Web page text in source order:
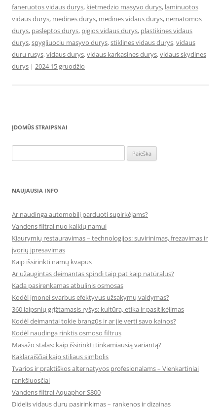
faneruotos vidaus durys, kietmedzio masyvo durys, laminuotos
vidaus durys, medines durys, medines vidaus durys, nematomos
durys, pasleptos durys, pigios vidaus durys, plastikines vidaus
durys,spygliuociu masyvo durys,stiklines vidaus durys,vidaus
duru rusys,vidaus durys,vidaus karkasines durys,vidaus skydines
durys | 2024 15 gruodžio
ĮDOMŪS STRAIPSNAI
NAUJAUSIA INFO
Ar naudinga automobilį parduoti supirkėjams?
Vandens filtrai nuo kalkių namui
Kiaurymių restauravimas – technologijos: suvirinimas, frezavimas ir
įvorių įpresavimas
Kaip išsirinkti namų kvapus
Ar užaugintas deimantas spindi taip pat kaip natūralus?
Kada pasirenkamas atbulinis osmosas
Kodėl įmonei svarbus efektyvus užsakymų valdymas?
360 laipsnių grįžtamasis ryšys: kultūra, etika ir pasitikėjimas
Kodėl deimantai tokie brangūs ir ar jie verti savo kainos?
Kodėl naudinga rinktis osmoso filtrus
Masažo stalas: kaip išsirinkti tinkamiausią variantą?
Kaklaraiščiai kaip stiliaus simbolis
Tvarios ir praktiškos alternatyvos profesionalams – Vienkartiniai
rankšluosčiai
Vandens filtrai Aquaphor S800
Didelis vidaus durų pasirinkimas – rankenos ir dizainas